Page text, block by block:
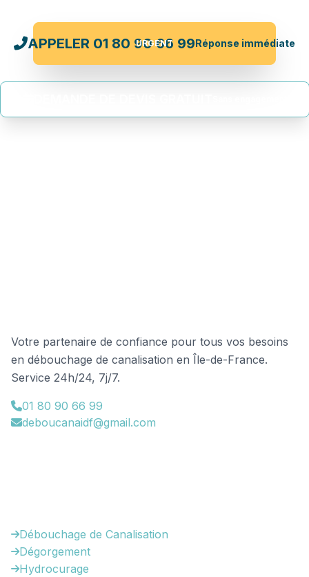
URGENT
APPELER 01 80 90 66 99Réponse immédiate
Votre partenaire de confiance pour tous vos besoins
en débouchage de canalisation en Île-de-France.
Service 24h/24, 7j/7.
01 80 90 66 99
deboucanaidf@gmail.com
Débouchage de Canalisation
Dégorgement
Hydrocurage